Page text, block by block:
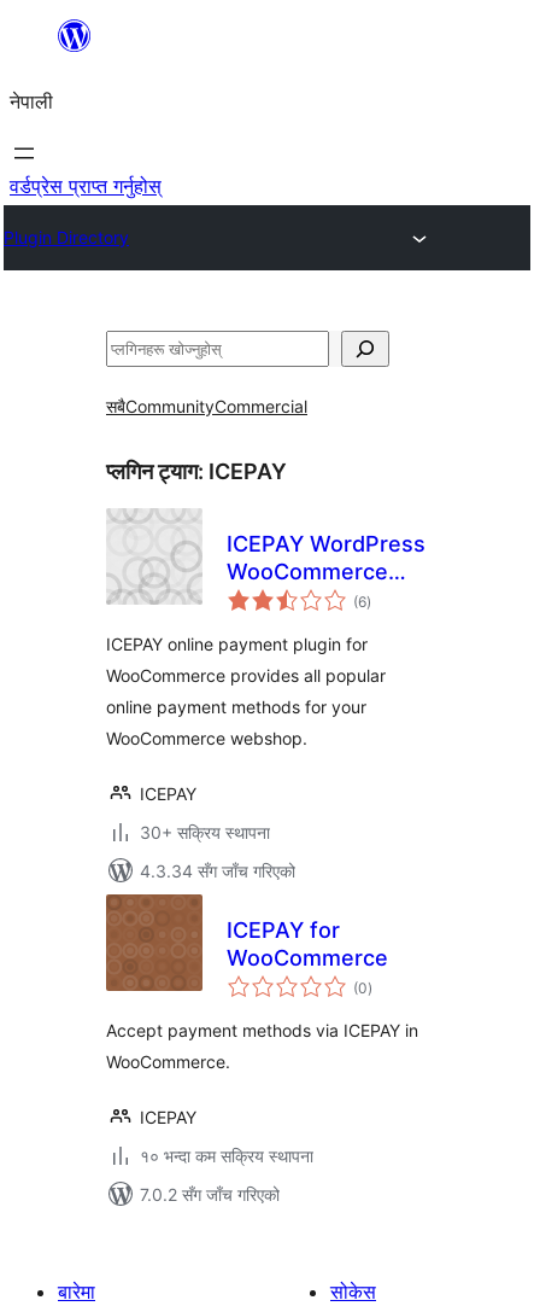
सामग्रीमा
नेपाली
वर्डप्रेस प्राप्त गर्नुहोस्
Plugin Directory
खोज्नुहोस्
सबैCommunityCommercial
प्लगिन ट्याग: ICEPAY
ICEPAY WordPress
WooCommerce
Online Payment
(6कुल
रेटिङ्गहरू
)
ICEPAY online payment plugin for
WooCommerce provides all popular
online payment methods for your
WooCommerce webshop.
ICEPAY
30+ सक्रिय स्थापना
4.3.34 सँग जाँच गरिएको
ICEPAY for
WooCommerce
(0कुल
रेटिङ्गहरू
)
Accept payment methods via ICEPAY in
WooCommerce.
ICEPAY
१० भन्दा कम सक्रिय स्थापना
7.0.2 सँग जाँच गरिएको
बारेमा
सोकेस